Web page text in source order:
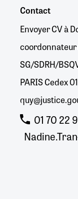
Contact
Envoyer CV à
coordonnateur
SG/SDRH/
PARIS Cedex
01 70 22